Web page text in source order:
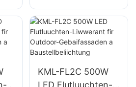
Lagerhaiser am
Fräien KML-FL2C
240W LED
Flutluuchten
KML-FL2C 500W
LED Flutluuchten-